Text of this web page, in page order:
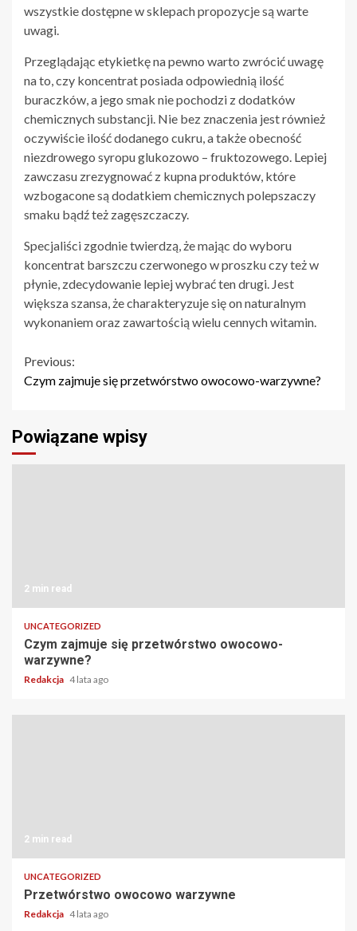
wszystkie dostępne w sklepach propozycje są warte
uwagi.
Przeglądając etykietkę na pewno warto zwrócić uwagę
na to, czy koncentrat posiada odpowiednią ilość
buraczków, a jego smak nie pochodzi z dodatków
chemicznych substancji. Nie bez znaczenia jest również
oczywiście ilość dodanego cukru, a także obecność
niezdrowego syropu glukozowo – fruktozowego. Lepiej
zawczasu zrezygnować z kupna produktów, które
wzbogacone są dodatkiem chemicznych polepszaczy
smaku bądź też zagęszczaczy.
Specjaliści zgodnie twierdzą, że mając do wyboru
koncentrat barszczu czerwonego w proszku czy też w
płynie, zdecydowanie lepiej wybrać ten drugi. Jest
większa szansa, że charakteryzuje się on naturalnym
wykonaniem oraz zawartością wielu cennych witamin.
Continue
Previous:
Czym zajmuje się przetwórstwo owocowo-warzywne?
Powiązane wpisy
2 min read
UNCATEGORIZED
Czym zajmuje się przetwórstwo owocowo-
warzywne?
Redakcja 4 lata ago
2 min read
UNCATEGORIZED
Przetwórstwo owocowo warzywne
Redakcja 4 lata ago